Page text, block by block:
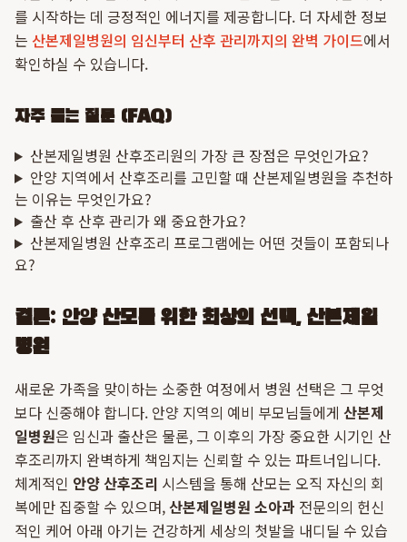
를 시작하는 데 긍정적인 에너지를 제공합니다. 더 자세한 정보
는 산본제일병원의 임신부터 산후 관리까지의 완벽 가이드에서
확인하실 수 있습니다.
자주 묻는 질문 (FAQ)
산본제일병원 산후조리원의 가장 큰 장점은 무엇인가요?
안양 지역에서 산후조리를 고민할 때 산본제일병원을 추천하
는 이유는 무엇인가요?
출산 후 산후 관리가 왜 중요한가요?
산본제일병원 산후조리 프로그램에는 어떤 것들이 포함되나
요?
결론: 안양 산모를 위한 최상의 선택, 산본제일
병원
새로운 가족을 맞이하는 소중한 여정에서 병원 선택은 그 무엇
보다 신중해야 합니다. 안양 지역의 예비 부모님들에게 산본제
일병원은 임신과 출산은 물론, 그 이후의 가장 중요한 시기인 산
후조리까지 완벽하게 책임지는 신뢰할 수 있는 파트너입니다.
체계적인 안양 산후조리 시스템을 통해 산모는 오직 자신의 회
복에만 집중할 수 있으며,산본제일병원 소아과 전문의의 헌신
적인 케어 아래 아기는 건강하게 세상의 첫발을 내디딜 수 있습